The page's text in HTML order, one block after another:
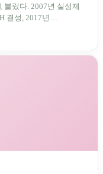
불렀다. 2007년 실성제
결성, 2017년
플루이드 인수에 이르